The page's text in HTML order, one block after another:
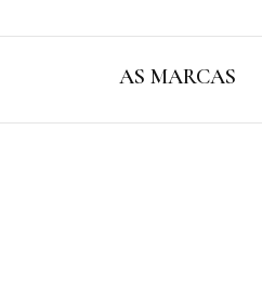
AS MARCAS